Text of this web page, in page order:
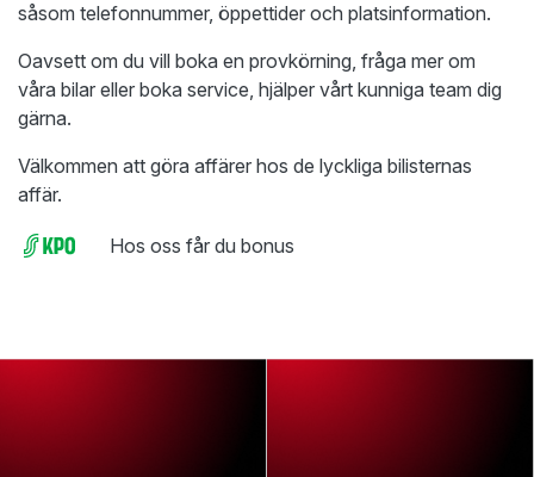
såsom telefonnummer, öppettider och platsinformation.
Oavsett om du vill boka en provkörning, fråga mer om
våra bilar eller boka service, hjälper vårt kunniga team dig
gärna.
Välkommen att göra affärer hos de lyckliga bilisternas
affär.
Hos oss får du bonus